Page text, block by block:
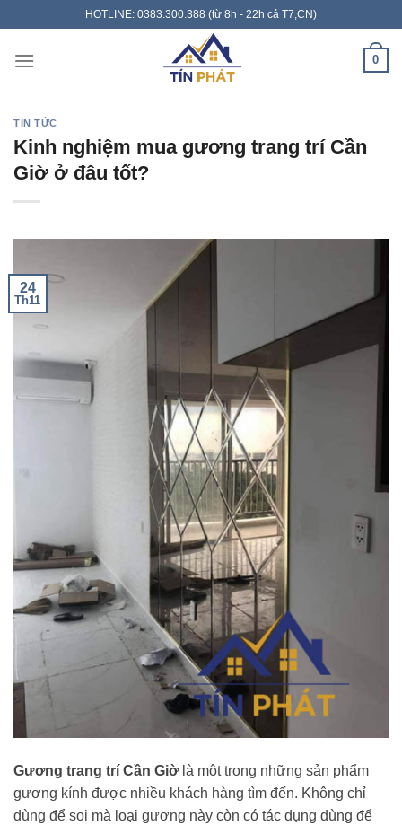
to
content
HOTLINE: 0383.300.388 (từ 8h - 22h cả T7,CN)
0
TIN TỨC
Kinh nghiệm mua gương trang trí Cần
Giờ ở đâu tốt?
24
Th11
Gương trang trí Cần Giờlà một trong những sản phẩm
gương kính được nhiều khách hàng tìm đến. Không chỉ
dùng để soi mà loại gương này còn có tác dụng dùng để